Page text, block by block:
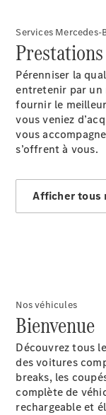
un
Services Mercedes-
Pérenniser la
entretenir par un
fournir le
vous veniez
vous
s’offrent à vous.
Afficher tous
Nos véhicules
Bienvenue
Découvrez tous
des voitures
breaks, les
complète de
rechargeable et